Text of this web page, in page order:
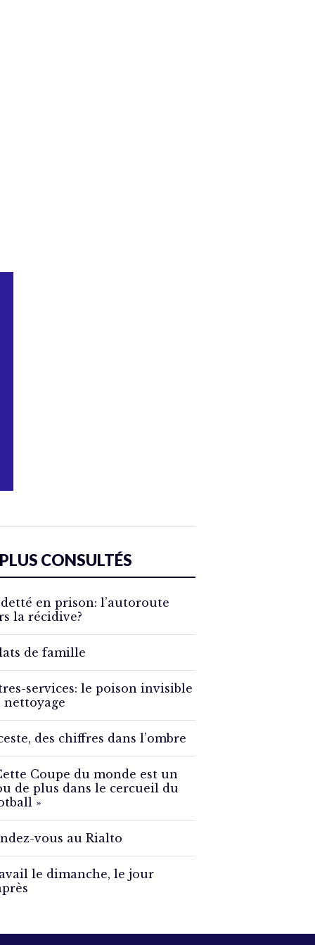
CONSULTÉS
en prison: l’autoroute
la récidive?
de famille
services: le poison invisible
nettoyage
des chiffres dans l’ombre
Coupe du monde est un
de plus dans le cercueil du
»
vous au Rialto
le dimanche, le jour